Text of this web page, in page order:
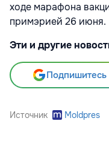
ходе марафона
примэрией 26 июня.
Эти и другие
Подпишитесь
Источник Moldpres